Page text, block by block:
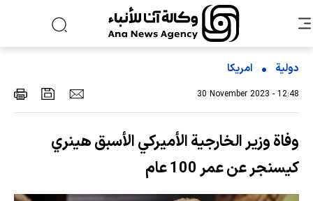
دولية امریکا
30 November 2023 - 12:48
وفاة وزير الخارجية الأميركي الأسبق هينري
كيسنجر عن عمر 100 عام